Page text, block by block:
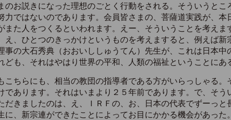
お説きになった理想のごとく行動をされる。そういうと
力ではないのであります。会員皆さまの、菩薩道実践が、
また人をつくるといわれます。えー、そういうことを考え
、ひとつのきっかけというものを考えますると、例えば
事の大石秀典（おおいししゅうてん）先生が、これは日本
も、それはやはり世界の平和、人類の福祉ということにあ
ちらにも、相当の教団の指導者である方がいらっしゃる。
あります。それはいまより２５年前であります。で、そ
きましたのは、え、ＩＲＦの、お、日本の代表でずーっ
、新宗連ができたことによってお目にかかる機会があっ